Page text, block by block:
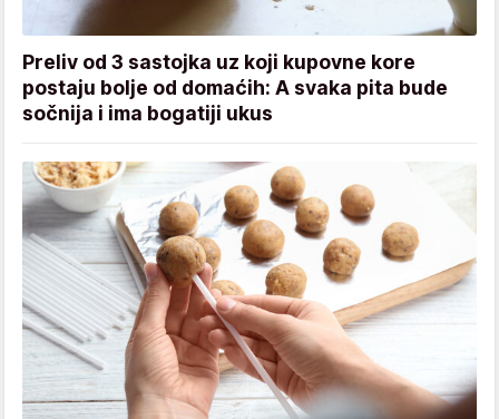
Preliv od 3 sastojka uz koji kupovne kore
postaju bolje od domaćih: A svaka pita bude
sočnija i ima bogatiji ukus